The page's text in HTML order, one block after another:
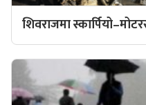
शिवराजमा